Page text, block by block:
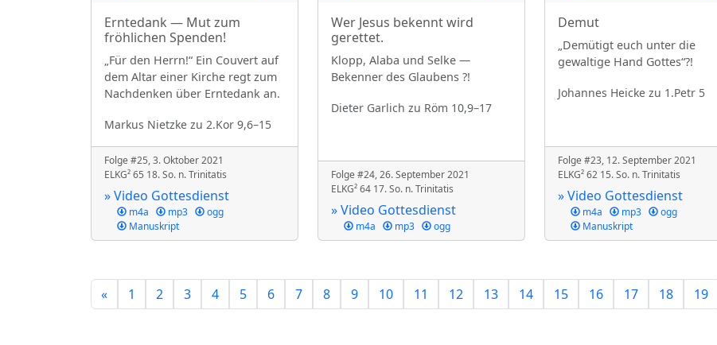
Erntedank — Mut zum
fröhlichen Spenden!
„Für den Herrn!“ Ein Couvert auf
dem Altar einer Kirche regt zum
Nachdenken über Erntedank an.
Markus Nietzke zu 2.Kor 9,6–15
Folge #25, 3. Oktober 2021
ELKG² 65 18. So. n. Trinitatis
» Video Gottesdienst
m4a mp3
ogg
Manuskript
Wer Jesus bekennt wird
gerettet.
Klopp, Alaba und Selke —
Bekenner des Glaubens ?!
Dieter Garlich zu Röm 10,9–17
Folge #24, 26. September 2021
ELKG² 64 17. So. n. Trinitatis
» Video Gottesdienst
m4a mp3 ogg
Demut
„Demütigt euch unter die
gewaltige Hand Gottes“?!
Johannes Heicke zu 1.Petr 5
Folge #23, 12. September 2021
ELKG² 62 15. So. n. Trinitatis
» Video Gottesdienst
m4a mp3
ogg
Manuskript
« 1 2 3 4 5 6 7 8 9 10 11 12 13 14 15 16 17 18 19